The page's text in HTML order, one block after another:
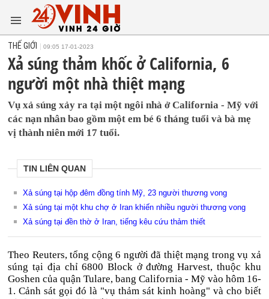
THẾ GIỚI 09:05 17-01-2023
Xả súng thảm khốc ở California, 6
người một nhà thiệt mạng
Vụ xả súng xảy ra tại một ngôi nhà ở California - Mỹ với
các nạn nhân bao gồm một em bé 6 tháng tuổi và bà mẹ
vị thành niên mới 17 tuổi.
TIN LIÊN QUAN
Xả súng tại hộp đêm đồng tính Mỹ, 23 người thương vong
Xả súng tại một khu chợ ở Iran khiến nhiều người thương vong
Xả súng tại đền thờ ở Iran, tiếng kêu cứu thảm thiết
Theo Reuters, tổng cộng 6 người đã thiệt mạng trong vụ xả
súng tại địa chỉ 6800 Block ở đường Harvest, thuộc khu
Goshen của quận Tulare, bang California - Mỹ vào hôm 16-
1. Cảnh sát gọi đó là "vụ thảm sát kinh hoàng" và cho biết